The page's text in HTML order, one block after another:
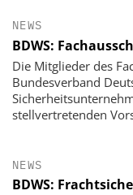
NEWS
BDWS:
Die Mitglieder des
Bundesverband
stellvertretenden
NEWS
BDWS: